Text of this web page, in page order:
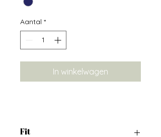
Aantal *
In winkelwagen
Fit